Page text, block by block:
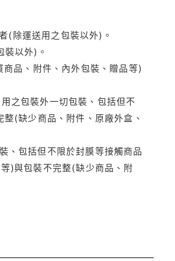
(除運送用之包裝以外)。
以外)。
品、附件、內外包裝、贈品等)
之包裝外一切包裝、包括但不
(缺少商品、附件、原廠外盒、
、包括但不限於封膜等接觸商品
)與包裝不完整(缺少商品、附